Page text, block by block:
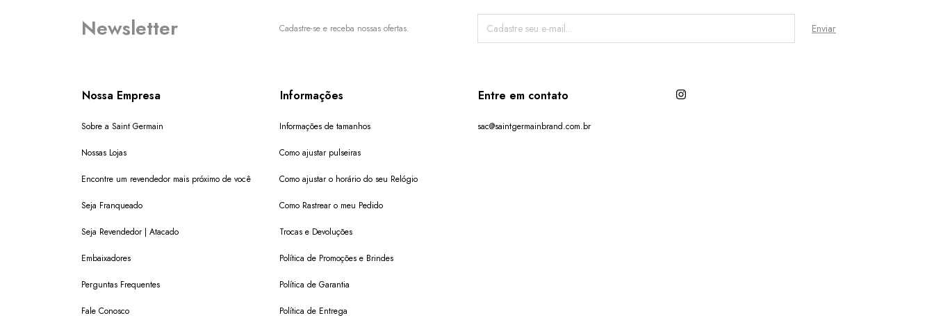
Newsletter Cadastre-se e receba nossas ofertas.
Nossa Empresa
Sobre a Saint Germain
Nossas Lojas
Encontre um revendedor mais próximo de você
Seja Franqueado
Seja Revendedor | Atacado
Embaixadores
Perguntas Frequentes
Fale Conosco
Informações
Informações de tamanhos
Como ajustar pulseiras
Como ajustar o horário do seu Relógio
Como Rastrear o meu Pedido
Trocas e Devoluções
Política de Promoções e Brindes
Política de Garantia
Política de Entrega
Entre em contato
sac@saintgermainbrand.com.br